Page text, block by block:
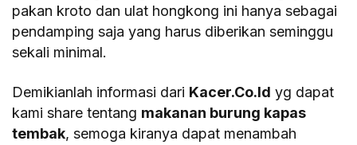
pakan kroto dan ulat hongkong ini hanya sebagai
pendamping saja yang harus diberikan seminggu
sekali minimal.
Demikianlah informasi dari Kacer.Co.Id yg dapat
kami share tentang makanan burung kapas
tembak, semoga kiranya dapat menambah